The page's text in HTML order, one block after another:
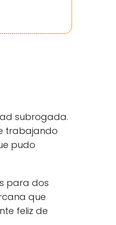
subrogada.
trabajando
pudo
para dos
que
feliz de